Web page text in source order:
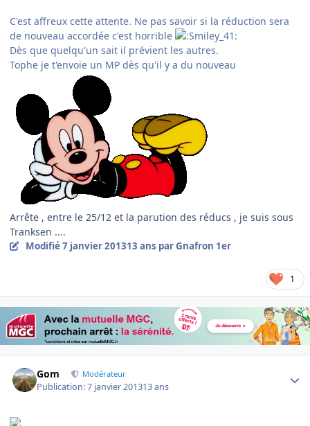
C'est affreux cette attente. Ne pas savoir si la réduction sera
de nouveau accordée c'est horrible
Dès que quelqu'un sait il prévient les autres.
Tophe je t'envoie un MP dès qu'il y a du nouveau
Arrête , entre le 25/12 et la parution des réducs , je suis sous
Tranksen ....
Modifié7 janvier 201313 ans par Gnafron 1er
1
Gom Modérateur
Publication:7 janvier 201313 ans